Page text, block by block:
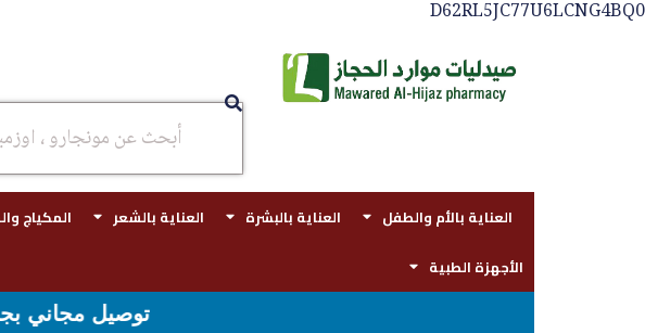
D62RL5JC77U6LCNG4BQ0
العناية بالأم والطفل العناية بالبشرة العناية بالشعر المكياج
الأجهزة الطبية
توصيل مجاني بجدة للطلبات فوق قيمه ال ١٠٠ ريال - شحن مجاني لقيمه اكثر من ٢٩٩ ريال